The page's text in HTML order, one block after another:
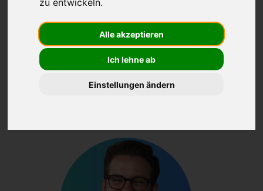
zu entwickeln.
Alle akzeptieren
Ich lehne ab
Einstellungen ändern
UNSER TEAM